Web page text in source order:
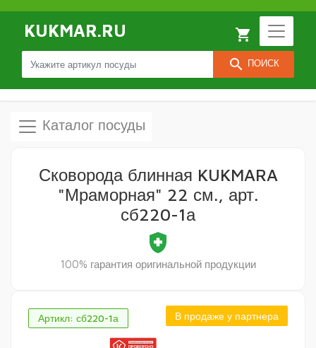
KUKMAR.RU
search ПОИСК
local_grocery_store
Каталог посуды
Артикл: сб220-1а В продаже у партнера
Сковорода блинная KUKMARA
"Мраморная" 22 см., арт.
сб220-1а
health_and_safety
100% гарантия оригинальной продукции